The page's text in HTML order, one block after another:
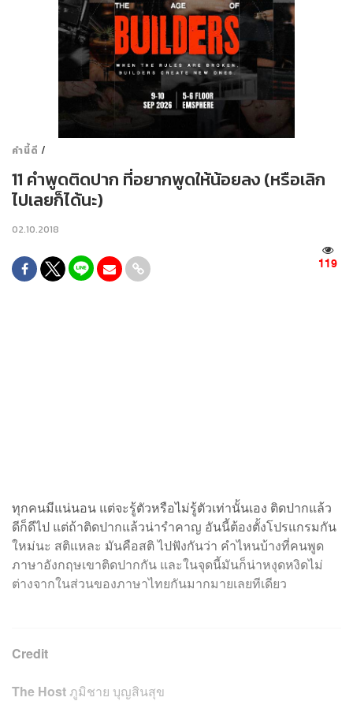
คำนี้ดี /
11 คำพูดติดปาก ที่อยากพูดให้น้อยลง (หรือเลิก
ไปเลยก็ได้นะ)
02.10.2018
119
ทุกคนมีแน่นอน แต่จะรู้ตัวหรือไม่รู้ตัวเท่านั้นเอง ติดปากแล้ว
ดีก็ดีไป แต่ถ้าติดปากแล้วน่ารำคาญ อันนี้ต้องตั้งโปรแกรมกัน
ใหม่นะ สติแหละ มันคือสติ ไปฟังกันว่า คำไหนบ้างที่คนพูด
ภาษาอังกฤษเขาติดปากกัน และในจุดนี้มันก็น่าหงุดหงิดไม่
ต่างจากในส่วนของภาษาไทยกันมากมายเลยทีเดียว
Credit
The Hostภูมิชาย บุญสินสุข